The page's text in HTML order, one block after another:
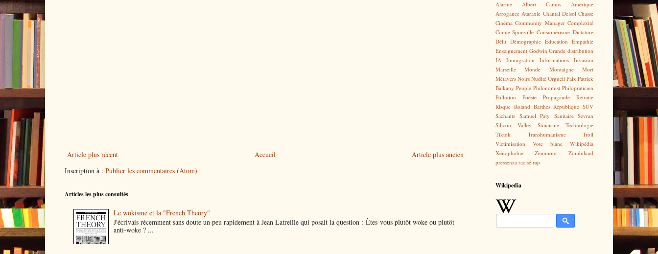
Article plus récent Article plus ancien
Accueil
Inscription à : Publier les commentaires (Atom)
Articles les plus consultés
Le wokisme et la "French Theory"
J'écrivais récemment sans doute un peu rapidement à Jean Latreille qui posait la question : Êtes-vous plutôt woke ou plutôt
anti-woke ? ...
Alarme Albert Camus
Amérique
Arrogance Ataraxie Chantal Delsol Chasse
Cinéma Community Manager Complexité
Comte-Sponville Consumérisme Dictature
Délit Démographie Education Empathie
Enseignement Godwin Grande distribution
IA
Immigration Informations
Invasion
Marseille
Monde Montaigne
Mort
Métavers Noirs Nudité Orgueil Paix Patrick
Balkany Peuple Philonomist Philopraticien
Pollution
Poésie Propagande
Retraite
Risque Roland Barthes République SUV
Sachants Samuel Paty Sanitaire Sevran
Silicon Valley
Stoïcisme
Technologie
Tiktok
Transhumanisme
Troll
Victimisation
Vote blanc
Wikipédia
Xénophobie
Zemmour
Zombiland
pressenza racisé rap
Wikipedia